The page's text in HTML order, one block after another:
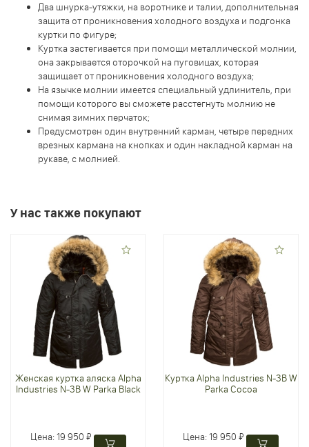
Два шнурка-утяжки, на воротнике и талии, дополнительная
защита от проникновения холодного воздуха и подгонка
куртки по фигуре;
Куртка застегивается при помощи металлической молнии,
она закрывается оторочкой на пуговицах, которая
защищает от проникновения холодного воздуха;
На язычке молнии имеется специальный удлинитель, при
помощи которого вы сможете расстегнуть молнию не
снимая зимних перчаток;
Предусмотрен один внутренний карман, четыре передних
врезных кармана на кнопках и один накладной карман на
рукаве, с молнией.
У нас также покупают
Женская куртка аляска Alpha
Industries N-3B W Parka Black
Цена:19 950 ₽
Куртка Alpha Industries N-3B W
Parka Cocoa
Цена:19 950 ₽